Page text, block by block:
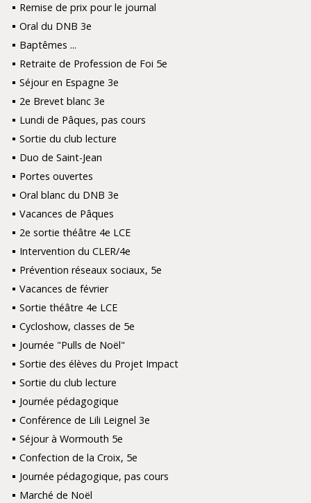
Remise de prix pour le journal
Oral du DNB 3e
Baptêmes ...
Retraite de Profession de Foi 5e
Séjour en Espagne 3e
2e Brevet blanc 3e
Lundi de Pâques, pas cours
Sortie du club lecture
Duo de Saint-Jean
Portes ouvertes
Oral blanc du DNB 3e
Vacances de Pâques
2e sortie théâtre 4e LCE
Intervention du CLER/4e
Prévention réseaux sociaux, 5e
Vacances de février
Sortie théâtre 4e LCE
Cycloshow, classes de 5e
Journée "Pulls de Noël"
Sortie des élèves du Projet Impact
Sortie du club lecture
Journée pédagogique
Conférence de Lili Leignel 3e
Séjour à Wormouth 5e
Confection de la Croix, 5e
Journée pédagogique, pas cours
Marché de Noël